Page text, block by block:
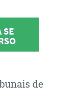
SE
de